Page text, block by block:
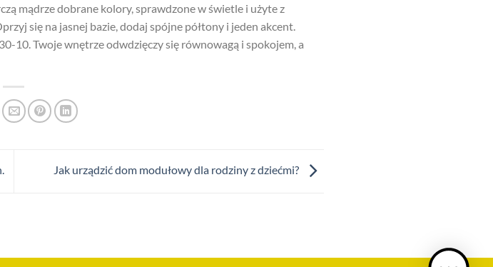
mądrze dobrane kolory, sprawdzone w świetle i użyte z
się na jasnej bazie, dodaj spójne półtony i jeden akcent.
10. Twoje wnętrze odwdzięczy się równowagą i spokojem, a
Jak urządzić dom modułowy dla rodziny z dziećmi?